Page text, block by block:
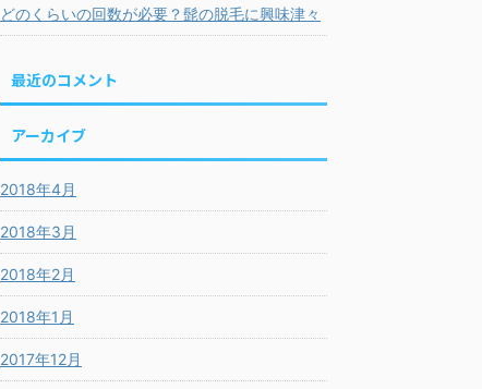
どのくらいの回数が必要？髭の脱毛に興味津々
最近のコメント
アーカイブ
2018年4月
2018年3月
2018年2月
2018年1月
2017年12月